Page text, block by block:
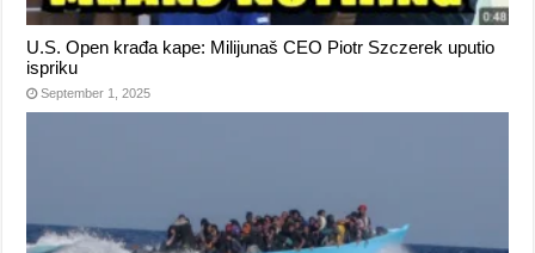
U.S. Open krađa kape: Milijunaš CEO Piotr Szczerek uputio
ispriku
September 1, 2025